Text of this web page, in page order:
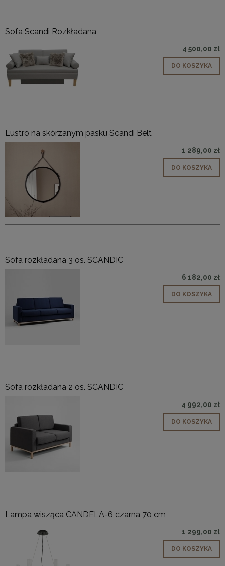
Sofa Scandi Rozkładana
4 500,00 zł
DO KOSZYKA
Lustro na skórzanym pasku Scandi Belt
1 289,00 zł
DO KOSZYKA
Sofa rozkładana 3 os. SCANDIC
6 182,00 zł
DO KOSZYKA
Sofa rozkładana 2 os. SCANDIC
4 992,00 zł
DO KOSZYKA
Lampa wisząca CANDELA-6 czarna 70 cm
1 299,00 zł
DO KOSZYKA